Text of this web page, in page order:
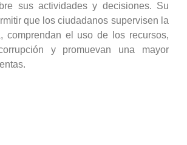
sus actividades y decisiones. Su
que los ciudadanos supervisen la
comprendan el uso de los recursos,
y promuevan una mayor